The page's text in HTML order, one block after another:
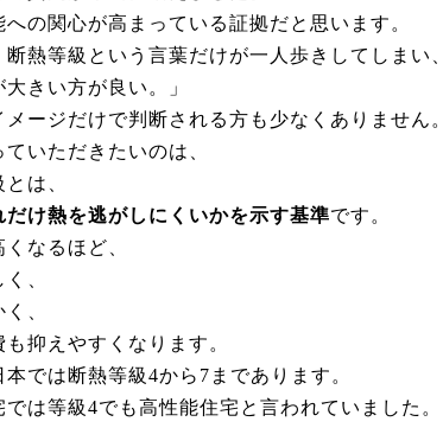
への関心が高まっている証拠だと思います。
断熱等級という言葉だけが一人歩きしてしまい、
大きい方が良い。」
メージだけで判断される方も少なくありません。
ていただきたいのは、
は、
だけ熱を逃がしにくいかを示す基準です。
なるほど、
、
、
抑えやすくなります。
本では断熱等級4から7まであります。
では等級4でも高性能住宅と言われていました。